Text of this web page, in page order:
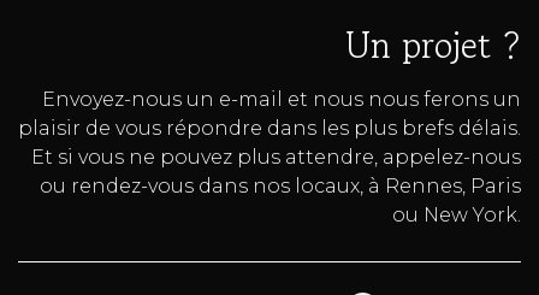
Un projet ?
Envoyez-nous un e-mail et nous nous ferons un
plaisir de vous répondre dans les plus brefs délais.
Et si vous ne pouvez plus attendre, appelez-nous
ou rendez-vous dans nos locaux, à Rennes, Paris
ou New York.